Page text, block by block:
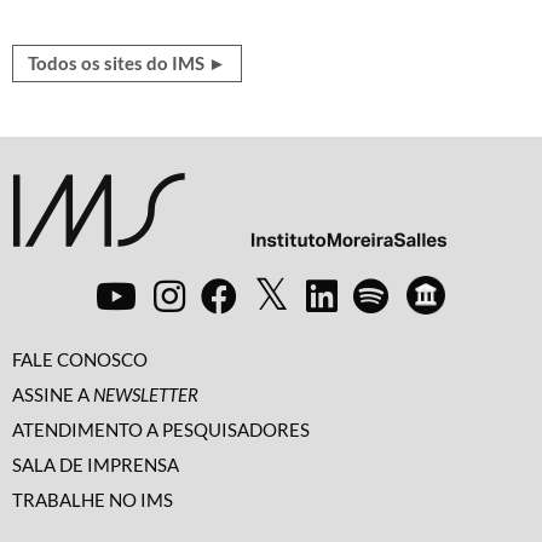
Todos os sites do IMS ►
FALE CONOSCO
ASSINE A NEWSLETTER
ATENDIMENTO A PESQUISADORES
SALA DE IMPRENSA
TRABALHE NO IMS